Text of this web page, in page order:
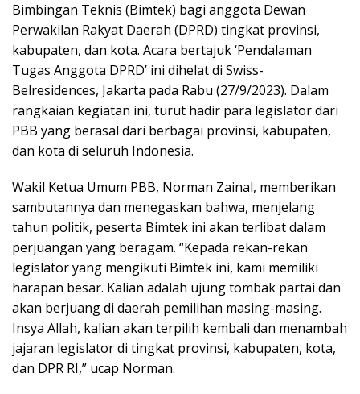
Bimbingan Teknis (Bimtek) bagi anggota Dewan
Perwakilan Rakyat Daerah (DPRD) tingkat provinsi,
kabupaten, dan kota. Acara bertajuk ‘Pendalaman
Tugas Anggota DPRD’ ini dihelat di Swiss-
Belresidences, Jakarta pada Rabu (27/9/2023). Dalam
rangkaian kegiatan ini, turut hadir para legislator dari
PBB yang berasal dari berbagai provinsi, kabupaten,
dan kota di seluruh Indonesia.
Wakil Ketua Umum PBB, Norman Zainal, memberikan
sambutannya dan menegaskan bahwa, menjelang
tahun politik, peserta Bimtek ini akan terlibat dalam
perjuangan yang beragam. “Kepada rekan-rekan
legislator yang mengikuti Bimtek ini, kami memiliki
harapan besar. Kalian adalah ujung tombak partai dan
akan berjuang di daerah pemilihan masing-masing.
Insya Allah, kalian akan terpilih kembali dan menambah
jajaran legislator di tingkat provinsi, kabupaten, kota,
dan DPR RI,” ucap Norman.